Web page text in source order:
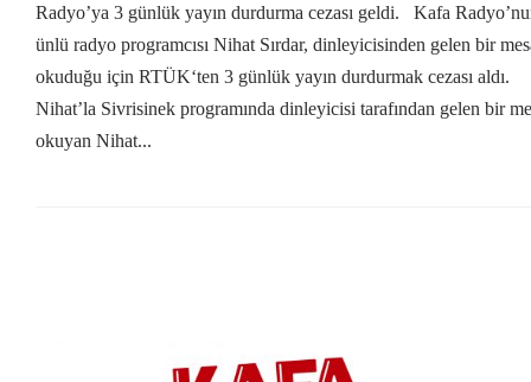
Radyo’ya 3 günlük yayın durdurma cezası geldi. Kafa
ünlü radyo programcısı Nihat Sırdar, dinleyicisinden gelen bir
okuduğu için RTÜK‘ten 3 günlük yayın durdurmak cezası aldı.
Nihat’la Sivrisinek programında dinleyicisi tarafından gelen bir
okuyan Nihat...